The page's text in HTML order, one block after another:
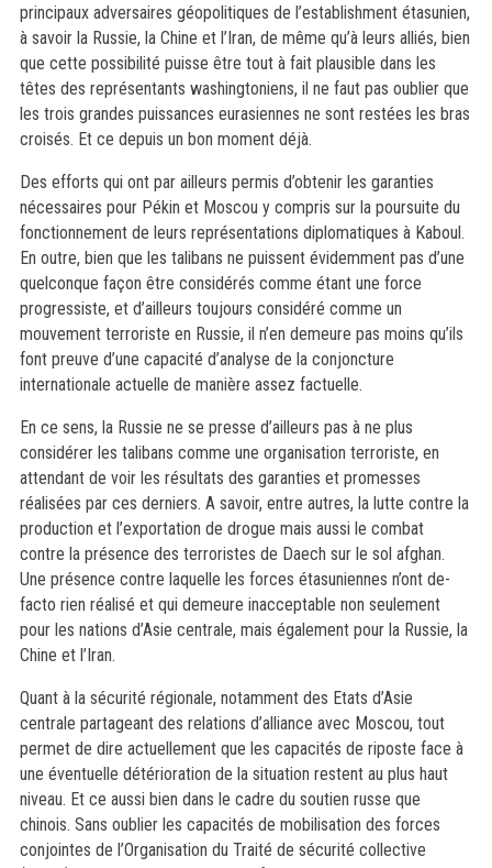
principaux adversaires géopolitiques de l’establishment étasunien,
à savoir la Russie, la Chine et l’Iran, de même qu’à leurs alliés, bien
que cette possibilité puisse être tout à fait plausible dans les
têtes des représentants washingtoniens, il ne faut pas oublier que
les trois grandes puissances eurasiennes ne sont restées les bras
croisés. Et ce depuis un bon moment déjà.
Des efforts qui ont par ailleurs permis d’obtenir les garanties
nécessaires pour Pékin et Moscou y compris sur la poursuite du
fonctionnement de leurs représentations diplomatiques à Kaboul.
En outre, bien que les talibans ne puissent évidemment pas d’une
quelconque façon être considérés comme étant une force
progressiste, et d’ailleurs toujours considéré comme un
mouvement terroriste en Russie, il n’en demeure pas moins qu’ils
font preuve d’une capacité d’analyse de la conjoncture
internationale actuelle de manière assez factuelle.
En ce sens, la Russie ne se presse d’ailleurs pas à ne plus
considérer les talibans comme une organisation terroriste, en
attendant de voir les résultats des garanties et promesses
réalisées par ces derniers. A savoir, entre autres, la lutte contre la
production et l’exportation de drogue mais aussi le combat
contre la présence des terroristes de Daech sur le sol afghan.
Une présence contre laquelle les forces étasuniennes n’ont de-
facto rien réalisé et qui demeure inacceptable non seulement
pour les nations d’Asie centrale, mais également pour la Russie, la
Chine et l’Iran.
Quant à la sécurité régionale, notamment des Etats d’Asie
centrale partageant des relations d’alliance avec Moscou, tout
permet de dire actuellement que les capacités de riposte face à
une éventuelle détérioration de la situation restent au plus haut
niveau. Et ce aussi bien dans le cadre du soutien russe que
chinois. Sans oublier les capacités de mobilisation des forces
conjointes de l’Organisation du Traité de sécurité collective